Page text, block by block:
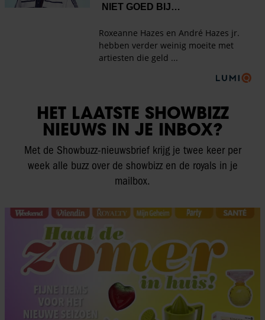
HET LAATSTE SHOWBIZZ
NIEUWS IN JE INBOX?
Met de Showbuzz-nieuwsbrief krijg je twee keer per
week alle buzz over de showbizz en de royals in je
mailbox.